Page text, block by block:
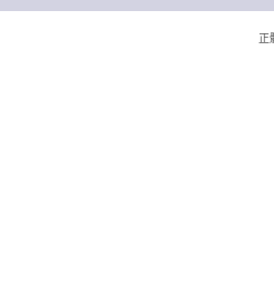
正